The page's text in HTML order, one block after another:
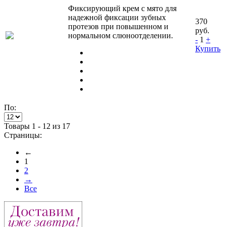
Фиксирующий крем с мято для
надежной фиксации зубных
протезов при повышенном и
нормальном слюноотделении.
370
руб.
- 1 +
Купить
По:
Товары 1 - 12 из 17
Страницы:
←
1
2
→
Все